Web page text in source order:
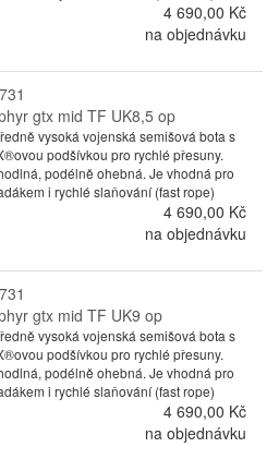
4 690,00 Kč
na objednávku
gtx mid TF UK8,5 op
vysoká vojenská semišová bota s
podšívkou pro rychlé přesuny.
podélně ohebná. Je vhodná pro
i rychlé slaňování (fast rope)
4 690,00 Kč
na objednávku
gtx mid TF UK9 op
vysoká vojenská semišová bota s
podšívkou pro rychlé přesuny.
podélně ohebná. Je vhodná pro
i rychlé slaňování (fast rope)
4 690,00 Kč
na objednávku